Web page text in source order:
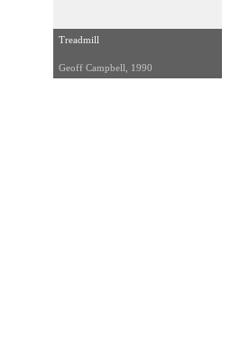
Treadmill
Geoff Campbell, 1990